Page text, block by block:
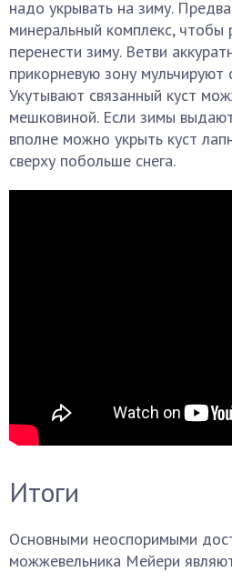
надо укрывать на зиму.
минеральный комплекс, чтобы
перенести зиму. Ветви
прикорневую зону
Укутывают связанный куст
мешковиной. Если зимы
вполне можно укрыть куст
сверху побольше снега.
Итоги
Основными неоспоримыми
можжевельника Мейери